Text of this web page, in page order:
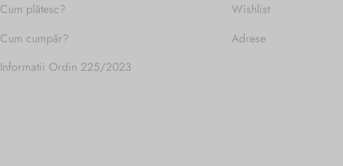
Cum plătesc?
Cum cumpăr?
Informatii Ordin 225/2023
Wishlist
Adrese